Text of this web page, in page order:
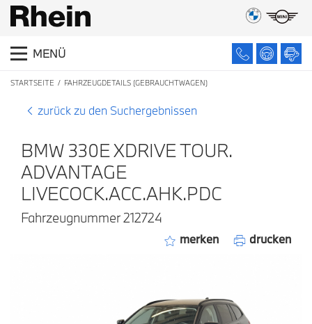
MENÜ
STARTSEITE FAHRZEUGDETAILS (GEBRAUCHTWAGEN)
zurück zu den Suchergebnissen
BMW 330E XDRIVE TOUR.
ADVANTAGE
LIVECOCK.ACC.AHK.PDC
Fahrzeugnummer 212724
merken drucken